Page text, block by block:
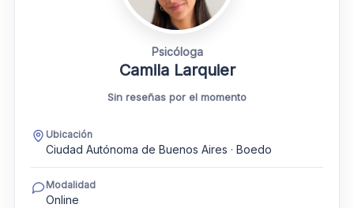
Psicóloga
Camila Larquier
Sin reseñas por el momento
Ubicación
Ciudad Autónoma de Buenos Aires · Boedo
Modalidad
Online